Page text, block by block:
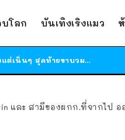
บโลก บันเทิงเริงแมว
ร้านอาหารในนิวยอร์กประกาศปิดตัวลง หลังอยู่มานานกว่า 45 ปี ติดป้ายขอบคุณลูกค้าทุกคน แถมสูตรทำไวท์ซอสให้แบบจัดเต็ม
ได้เวลาเด็กหนวดรวมตัว RF Online Next เปิดให้เล่นแล้ว เกม Sci-Fi MMORPG ระดับตำนาน เล่นได้ทั้งมือถือและ PC
สาวญี่ปุ่นโดนแมวตัวเองกัด ไม่ได้ไปหาหมอตั้งแต่เนิ่นๆ สุดท้ายขาบวม กลายเป็นโรคเนื้อเน่า เตือนทาสแมวทั้งหลายให้ระวัง
และ สามีของผกก.ที่จากไป